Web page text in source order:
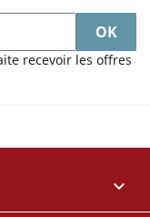
recevoir les offres
